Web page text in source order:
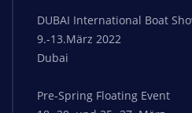
DUBAI International Boat
9.-13.März 2022
Dubai
Pre-Spring Floating Event